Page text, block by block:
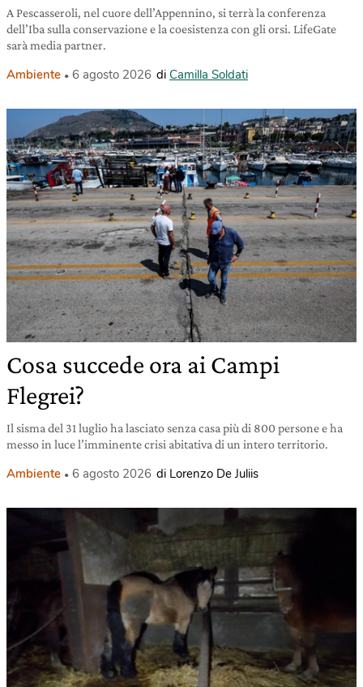
A Pescasseroli, nel cuore dell’Appennino, si terrà la conferenza
dell’Iba sulla conservazione e la coesistenza con gli orsi. LifeGate
sarà media partner.
Ambiente 6 agosto 2026 di Camilla Soldati
Cosa succede ora ai Campi
Flegrei?
Il sisma del 31 luglio ha lasciato senza casa più di 800 persone e ha
messo in luce l’imminente crisi abitativa di un intero territorio.
Ambiente 6 agosto 2026 di Lorenzo De Juliis